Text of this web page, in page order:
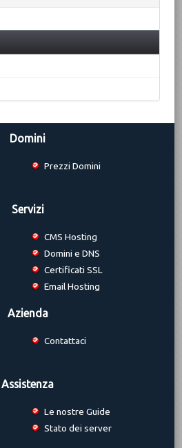
Domini
Prezzi Domini
Servizi
CMS Hosting
Domini e DNS
Certificati SSL
Email Hosting
Azienda
Contattaci
Assistenza
Le nostre Guide
Stato dei server